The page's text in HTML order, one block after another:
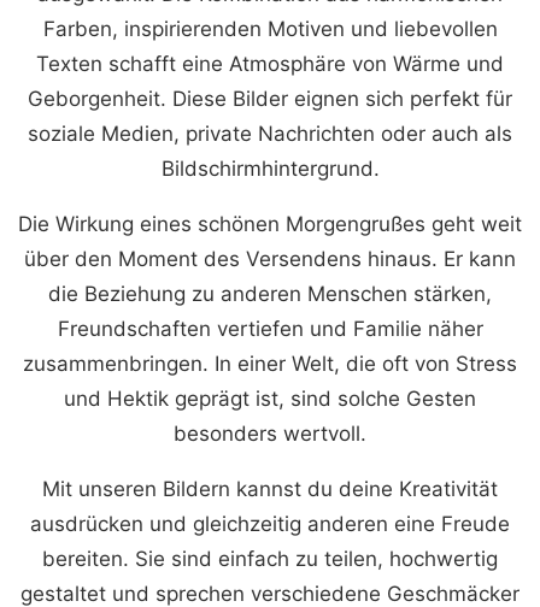
Farben, inspirierenden Motiven und liebevollen
Texten schafft eine Atmosphäre von Wärme und
Geborgenheit. Diese Bilder eignen sich perfekt für
soziale Medien, private Nachrichten oder auch als
Bildschirmhintergrund.
Die Wirkung eines schönen Morgengrußes geht weit
über den Moment des Versendens hinaus. Er kann
die Beziehung zu anderen Menschen stärken,
Freundschaften vertiefen und Familie näher
zusammenbringen. In einer Welt, die oft von Stress
und Hektik geprägt ist, sind solche Gesten
besonders wertvoll.
Mit unseren Bildern kannst du deine Kreativität
ausdrücken und gleichzeitig anderen eine Freude
bereiten. Sie sind einfach zu teilen, hochwertig
gestaltet und sprechen verschiedene Geschmäcker